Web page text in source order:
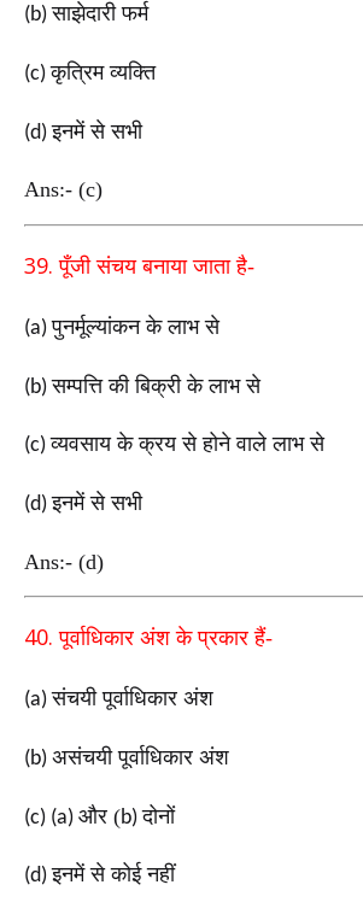
(b)साझेदारी फर्म
(c)कृत्रिम व्यक्ति
(d)इनमें से सभी
Ans:- (c)
39.पूँजी संचय बनाया जाता है-
(a)पुनर्मूल्यांकन के लाभ से
(b)सम्पत्ति की बिक्री के लाभ से
(c)व्यवसाय के क्रय से होने वाले लाभ से
(d)इनमें से सभी
Ans:- (d)
40.पूर्वाधिकार अंश के प्रकार हैं-
(a)संचयी पूर्वाधिकार अंश
(b) असंचयी पूर्वाधिकार अंश
(c) (a) और (b)दोनों
(d)इनमें से कोई नहीं